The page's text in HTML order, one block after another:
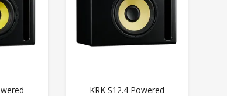
KRK S12.4 Powered